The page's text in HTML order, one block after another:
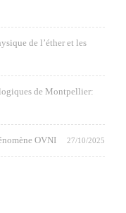
de l’éther et les
de Montpellier:
OVNI 27/10/2025